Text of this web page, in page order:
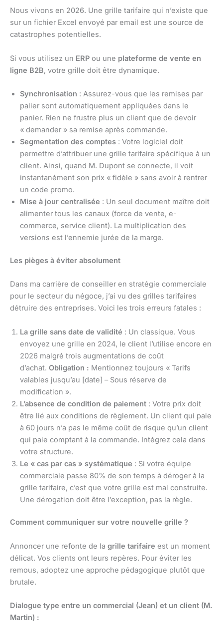
Nous vivons en 2026. Une grille tarifaire qui n’existe que
sur un fichier Excel envoyé par email est une source de
catastrophes potentielles.
Si vous utilisez un ERP ou une plateforme de vente en
ligne B2B, votre grille doit être dynamique.
Synchronisation : Assurez-vous que les remises par
palier sont automatiquement appliquées dans le
panier. Rien ne frustre plus un client que de devoir
« demander » sa remise après commande.
Segmentation des comptes : Votre logiciel doit
permettre d’attribuer une grille tarifaire spécifique à un
client. Ainsi, quand M. Dupont se connecte, il voit
instantanément son prix « fidèle » sans avoir à rentrer
un code promo.
Mise à jour centralisée : Un seul document maître doit
alimenter tous les canaux (force de vente, e-
commerce, service client). La multiplication des
versions est l’ennemie jurée de la marge.
Les pièges à éviter absolument
Dans ma carrière de conseiller en stratégie commerciale
pour le secteur du négoce, j’ai vu des grilles tarifaires
détruire des entreprises. Voici les trois erreurs fatales :
La grille sans date de validité : Un classique. Vous
envoyez une grille en 2024, le client l’utilise encore en
2026 malgré trois augmentations de coût
d’achat. Obligation : Mentionnez toujours « Tarifs
valables jusqu’au [date] – Sous réserve de
modification ».
L’absence de condition de paiement : Votre prix doit
être lié aux conditions de règlement. Un client qui paie
à 60 jours n’a pas le même coût de risque qu’un client
qui paie comptant à la commande. Intégrez cela dans
votre structure.
Le « cas par cas » systématique : Si votre équipe
commerciale passe 80% de son temps à déroger à la
grille tarifaire, c’est que votre grille est mal construite.
Une dérogation doit être l’exception, pas la règle.
Comment communiquer sur votre nouvelle grille ?
Annoncer une refonte de la grille tarifaire est un moment
délicat. Vos clients ont leurs repères. Pour éviter les
remous, adoptez une approche pédagogique plutôt que
brutale.
Dialogue type entre un commercial (Jean) et un client (M.
Martin) :